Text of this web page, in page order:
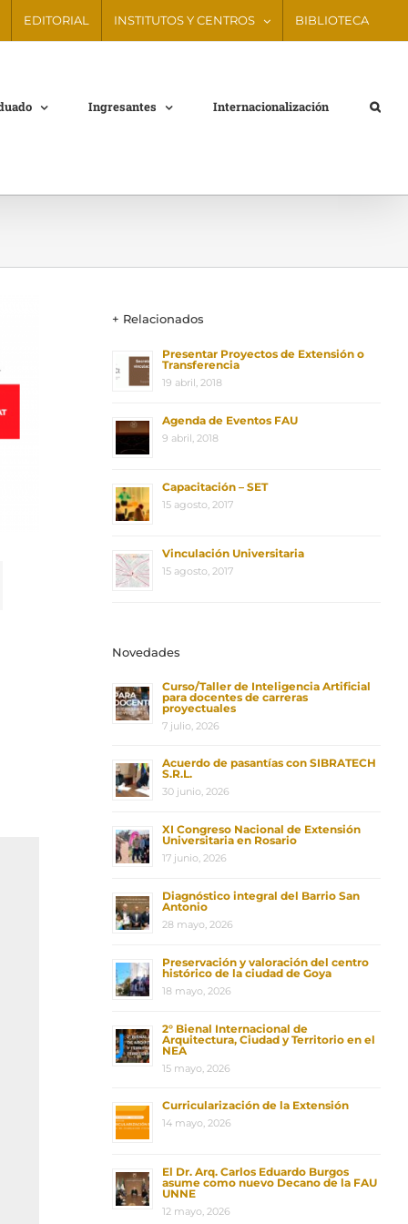
EDITORIAL INSTITUTOS Y CENTROS BIBLIOTECA
Ingresantes Internacionalización
+ Relacionados
Presentar Proyectos de Extensión o
Transferencia
19 abril, 2018
Agenda de Eventos FAU
9 abril, 2018
Capacitación – SET
15 agosto, 2017
Vinculación Universitaria
15 agosto, 2017
Novedades
Curso/Taller de Inteligencia Artificial
para docentes de carreras
proyectuales
7 julio, 2026
Acuerdo de pasantías con SIBRATECH
S.R.L.
30 junio, 2026
XI Congreso Nacional de Extensión
Universitaria en Rosario
17 junio, 2026
Diagnóstico integral del Barrio San
Antonio
28 mayo, 2026
Preservación y valoración del centro
histórico de la ciudad de Goya
18 mayo, 2026
2° Bienal Internacional de
Arquitectura, Ciudad y Territorio en el
NEA
15 mayo, 2026
Curricularización de la Extensión
14 mayo, 2026
El Dr. Arq. Carlos Eduardo Burgos
asume como nuevo Decano de la FAU
UNNE
12 mayo, 2026